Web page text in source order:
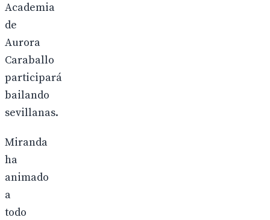
Academia
de
Aurora
Caraballo
participará
bailando
sevillanas.
Miranda
ha
animado
a
todo